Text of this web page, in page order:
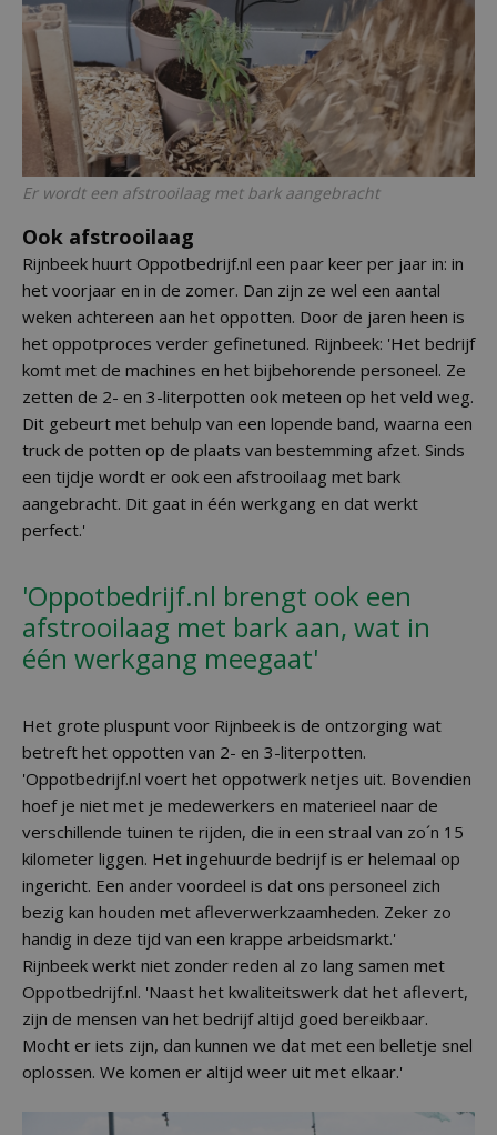
Er wordt een afstrooilaag met bark aangebracht
Ook afstrooilaag
Rijnbeek huurt Oppotbedrijf.nl een paar keer per jaar in: in
het voorjaar en in de zomer. Dan zijn ze wel een aantal
weken achtereen aan het oppotten. Door de jaren heen is
het oppotproces verder gefinetuned. Rijnbeek: 'Het bedrijf
komt met de machines en het bijbehorende personeel. Ze
zetten de 2- en 3-literpotten ook meteen op het veld weg.
Dit gebeurt met behulp van een lopende band, waarna een
truck de potten op de plaats van bestemming afzet. Sinds
een tijdje wordt er ook een afstrooilaag met bark
aangebracht. Dit gaat in één werkgang en dat werkt
perfect.'
'Oppotbedrijf.nl brengt ook een
afstrooilaag met bark aan, wat in
één werkgang meegaat'
Het grote pluspunt voor Rijnbeek is de ontzorging wat
betreft het oppotten van 2- en 3-literpotten.
'Oppotbedrijf.nl voert het oppotwerk netjes uit. Bovendien
hoef je niet met je medewerkers en materieel naar de
verschillende tuinen te rijden, die in een straal van zo´n 15
kilometer liggen. Het ingehuurde bedrijf is er helemaal op
ingericht. Een ander voordeel is dat ons personeel zich
bezig kan houden met afleverwerkzaamheden. Zeker zo
handig in deze tijd van een krappe arbeidsmarkt.'
Rijnbeek werkt niet zonder reden al zo lang samen met
Oppotbedrijf.nl. 'Naast het kwaliteitswerk dat het aflevert,
zijn de mensen van het bedrijf altijd goed bereikbaar.
Mocht er iets zijn, dan kunnen we dat met een belletje snel
oplossen. We komen er altijd weer uit met elkaar.'